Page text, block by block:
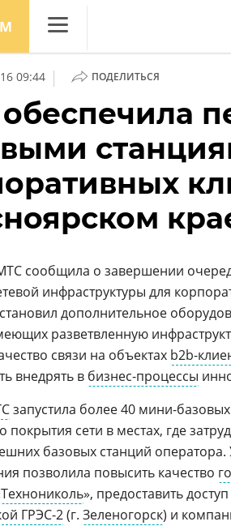
Аналитика
Конференции
Маркет
Техника
ТВ
09:44 | ПОДЕЛИТЬСЯ
сообщила о завершении
инфраструктуры для
дополнительное
разветвленную
связи на объектах b2b-
внедрять в бизнес-процессы
запустила более 40 мини-
покрытия сети в местах, где
базовых станций
позволила повысить качество
Технониколь», предоставить
ГРЭС-2(г. Зеленогорск) и